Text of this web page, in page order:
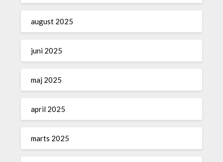
august 2025
juni 2025
maj 2025
april 2025
marts 2025